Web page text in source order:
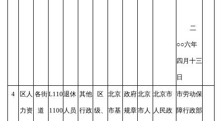
二
○○六年
四月十三
日
4 区人
力资
各街
道
L110
1100
退休
人员
其他
行政
区
级、
北京
市基
政府
规章
北京
市人
北京市
人民政
市劳动保
障行政部